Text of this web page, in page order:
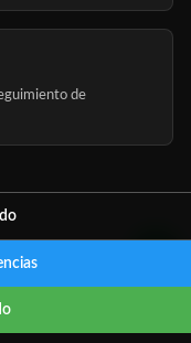
privacidad
Aviso
de